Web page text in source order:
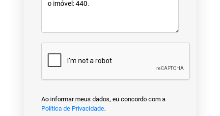
Ao informar meus dados, eu concordo com a
Política de Privacidade.